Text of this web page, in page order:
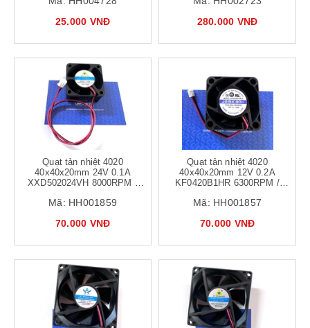
25.000 VNĐ
280.000 VNĐ
Quạt tản nhiệt 4020
40x40x20mm 24V 0.1A
XXD502024VH 8000RPM /
b6h19
Mã: HH001859
70.000 VNĐ
Quạt tản nhiệt 4020
40x40x20mm 12V 0.2A
KF0420B1HR 6300RPM /
B6H17
Mã: HH001857
70.000 VNĐ